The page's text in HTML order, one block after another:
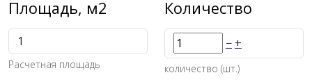
Площадь, м2
Расчетная площадь
Количество
− +
количество (шт.)